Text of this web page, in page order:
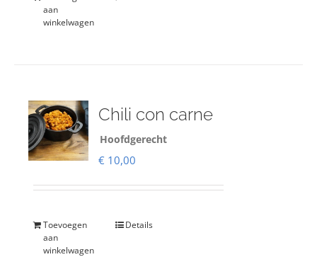
aan
winkelwagen
Chili con carne
Hoofdgerecht
€ 10,00
Toevoegen
aan
winkelwagen
Details